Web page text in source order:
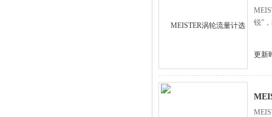
锐”
更新